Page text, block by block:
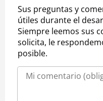
Sus preguntas y
útiles durante el
Siempre leemos sus
solicita, le
posible.